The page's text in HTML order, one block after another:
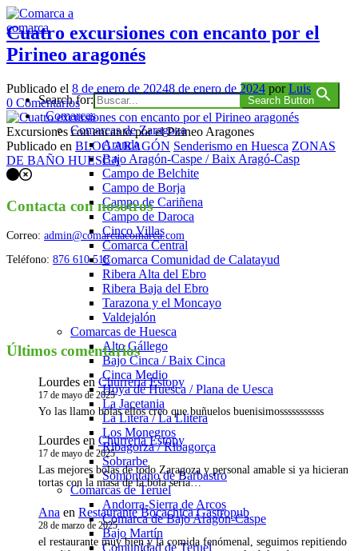
Saltar
al
contenido
Comarca a comarca
Search for: Search Button
Comarcas
Comarcas de Zaragoza
Aranda
Bajo Aragón-Caspe / Baix Aragó-Casp
Campo de Belchite
Campo de Borja
Campo de Cariñena
Campo de Daroca
Cinco Villas
Comarca Central
Comarca Comunidad de Calatayud
Ribera Alta del Ebro
Ribera Baja del Ebro
Tarazona y el Moncayo
Valdejalón
Comarcas de Huesca
Alto Gállego
Bajo Cinca / Baix Cinca
Cinca Medio
Hoya de Huesca / Plana de Uesca
La Jacetania
La Litera / La Llitera
Los Monegros
Ribagorza / Ribagorça
Sobrarbe
Somontano de Barbastro
Comarcas de Teruel
Andorra-Sierra de Arcos
Comarca de Bajo Aragón-Caspe
Bajo Martín
Comunidad de Teruel
Cuatro excursiones con encanto por el
Pirineo aragonés
Publicado el 8 de enero de 20248 de enero de 2024 por Luis
0 Comentariosen
Cuatro
excursiones
con
encanto
por
Pirineo
aragonés
Excursiones con encanto por el Pirineo Aragones
Publicado en BLOG ARAGÓN Senderismo en Huesca ZONAS
DE BAÑO HUESCA
Navegación
de
puestos
Contacta con nosotros
Correo: admin@comarcaacomarca.com
Teléfono: 876 610 518
Últimos comentarios
Lourdes en Churrería Estopy
17 de mayo de 2025
Yo las llamo bolas ellos creo que buñuelos buenisimosssssssssss
Lourdes en Churrería Estopy
17 de mayo de 2025
Las mejores bolas de todo Zaragoza y personal amable si ya hicieran
tortas con la masa de la bola sería…
Ana en Restaurante Bocachica Gastropub
28 de marzo de 2025
el restaurante muy bien y la comida fenómenal, seguimos repitiendo